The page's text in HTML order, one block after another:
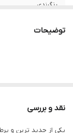
رنگبندی
توضیحات
نقد و بررسی
یکی از جدید ترین و